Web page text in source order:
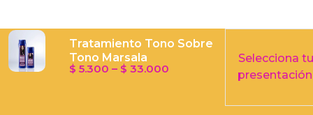
Tratamiento Tono Sobre
Tono Marsala
$ 5.300 – $ 33.000Price
Selecciona
Sobre
Tono
cantidad